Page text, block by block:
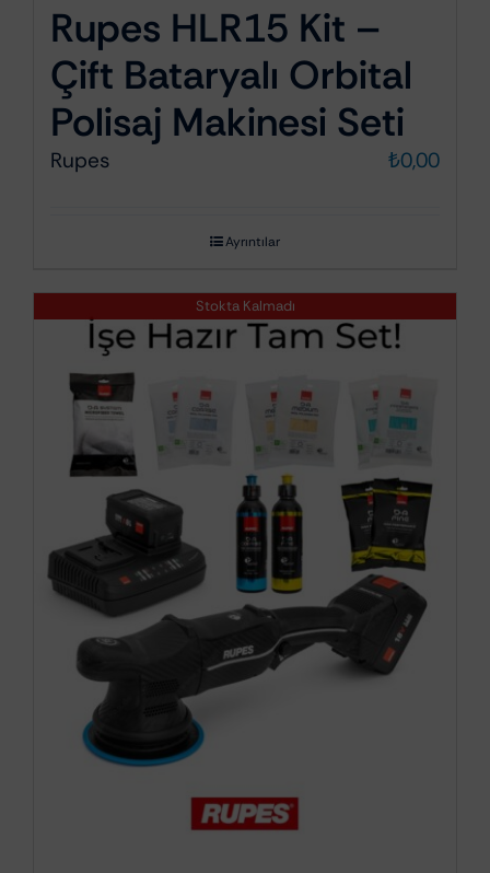
Rupes HLR15 Kit –
Çift Bataryalı Orbital
Polisaj Makinesi Seti
Rupes ₺0,00
Ayrıntılar
Stokta Kalmadı